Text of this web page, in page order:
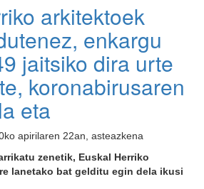
arkitektoek
enkargu
jaitsiko dira urte
koronabirusaren
eta
apirilaren 22an, asteazkena
zenetik, Euskal Herriko
lanetako bat gelditu egin dela ikusi